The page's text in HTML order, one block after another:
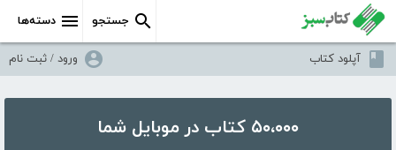
دسته‌ها جستجو
آپلود کتاب ورود / ثبت نام
۵۰،۰۰۰ کتاب در موبایل شما